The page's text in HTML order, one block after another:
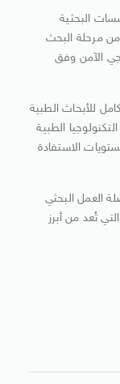
البحثية
من مرحلة البحث
الآمن وفق
للأبحاث الطبية
الطبية
الاستفادة
العمل البحثي
تُعد من أبرز